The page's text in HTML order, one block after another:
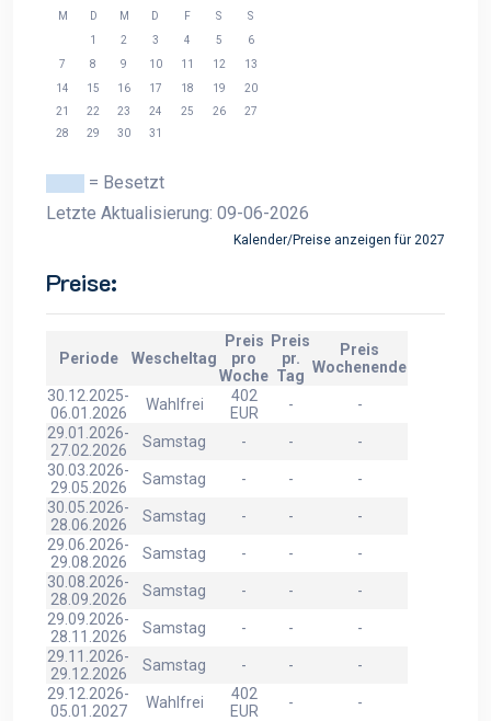
M D M D F S
S
1
2 3 4 5
6
7
8 9 10 11 12
13
14
15 16 17 18 19
20
21
22 23 24 25 26
27
28
29 30 31
= Besetzt
Letzte Aktualisierung: 09-06-2026
Kalender/Preise anzeigen für 2027
Preise:
Periode Wescheltag
Preis
pro
Woche
Preis
pr.
Tag
Preis
Wochenende
30.12.2025-
06.01.2026
Wahlfrei
402
EUR
-
-
29.01.2026-
27.02.2026
Samstag - -
-
30.03.2026-
29.05.2026
Samstag - -
-
30.05.2026-
28.06.2026
Samstag - -
-
29.06.2026-
29.08.2026
Samstag - -
-
30.08.2026-
28.09.2026
Samstag - -
-
29.09.2026-
28.11.2026
Samstag - -
-
29.11.2026-
29.12.2026
Samstag - -
-
29.12.2026-
05.01.2027
Wahlfrei
402
EUR
- -